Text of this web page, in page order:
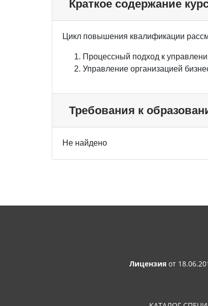
Краткое содержание
Цикл повышения квалификации
Процессный подход к
Управление организацией
Требования к
Не найдено
Лицензия от